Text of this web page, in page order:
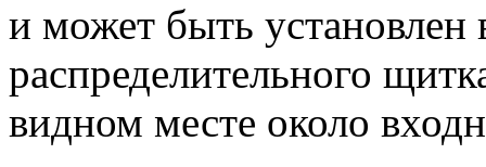
и может быть установлен
распределительного
видном месте около